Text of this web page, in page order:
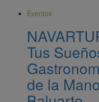
Eventos
Tus
de la